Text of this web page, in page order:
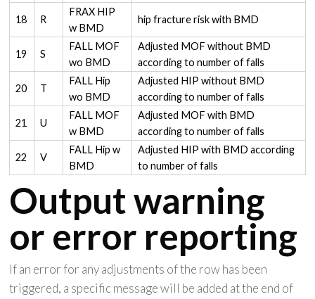
18 R
FRAX HIP
w BMD
hip fracture risk with BMD
19 S
FALL MOF
wo BMD
Adjusted MOF without BMD
according to number of falls
20 T
FALL Hip
wo BMD
Adjusted HIP without BMD
according to number of falls
21 U
FALL MOF
w BMD
Adjusted MOF with BMD
according to number of falls
22 V
FALL Hip w
BMD
Adjusted HIP with BMD according
to number of falls
Output warning
or error reporting
If an error for any adjustments of the row has been
triggered, a specific message will be added at the end of